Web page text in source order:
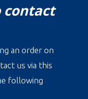
contact
an order on
us via this
following